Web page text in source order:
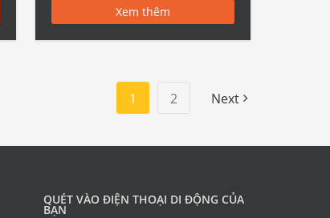
lục giác Đồng mao mạch ống TYPE
Hexagon Round Brass […]
Xem thêm
1 2 Next
QUÉT VÀO ĐIỆN THOẠI DI ĐỘNG CỦA
BẠN